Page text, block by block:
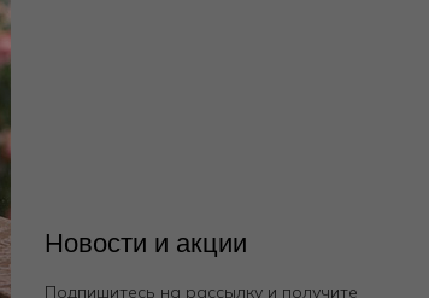
Новости и акции
Подпишитесь на рассылку и получите